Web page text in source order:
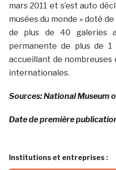
mars 2011 et s’est auto
musées du monde » doté
de plus de 40 galeries
permanente de plus de 1
accueillant de
internationales.
Sources: National Museum
Date de première
Institutions et entreprises :